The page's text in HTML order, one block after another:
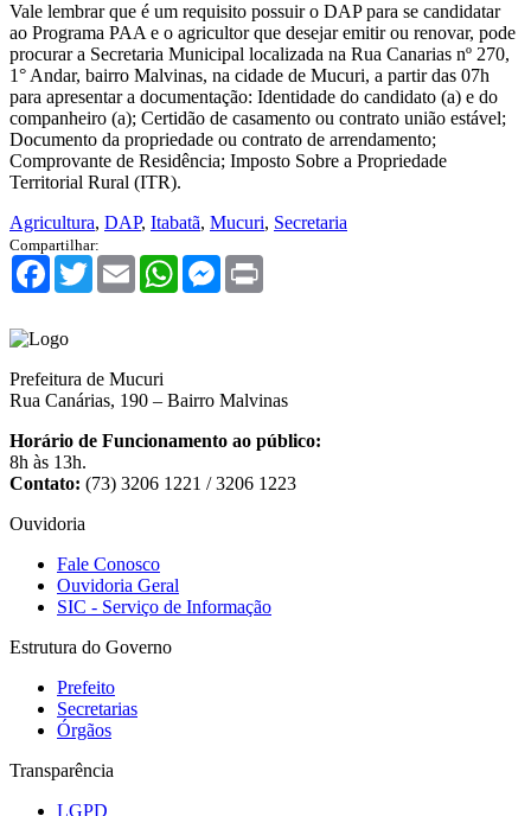
Vale lembrar que é um requisito possuir o DAP para se candidatar
ao Programa PAA e o agricultor que desejar emitir ou renovar, pode
procurar a Secretaria Municipal localizada na Rua Canarias nº 270,
1° Andar, bairro Malvinas, na cidade de Mucuri, a partir das 07h
para apresentar a documentação: Identidade do candidato (a) e do
companheiro (a); Certidão de casamento ou contrato união estável;
Documento da propriedade ou contrato de arrendamento;
Comprovante de Residência; Imposto Sobre a Propriedade
Territorial Rural (ITR).
Agricultura, DAP, Itabatã, Mucuri, Secretaria
Compartilhar:
Facebook
TwitterEmail WhatsAppMessenger
Prefeitura de Mucuri
Rua Canárias, 190 – Bairro Malvinas
Horário de Funcionamento ao público:
8h às 13h.
Contato: (73) 3206 1221 / 3206 1223
Ouvidoria
Fale Conosco
Ouvidoria Geral
SIC - Serviço de Informação
Estrutura do Governo
Prefeito
Secretarias
Órgãos
Transparência
LGPD